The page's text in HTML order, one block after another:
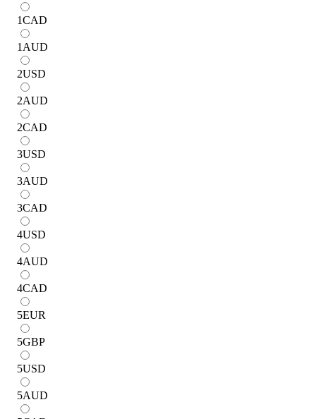
1CAD
1 AUD
2USD
2AUD
2CAD
3USD
3AUD
3CAD
4USD
4AUD
4CAD
5EUR
5GBP
5USD
5AUD